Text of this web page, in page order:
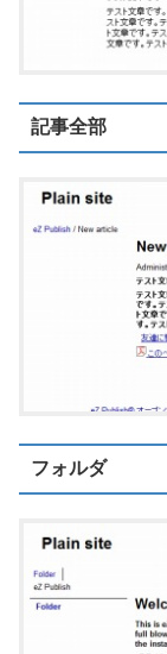
記事全部
フォルダ